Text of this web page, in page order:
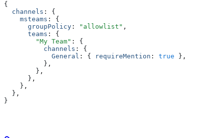
{
  channels
:
{
    msteams
:
{
      groupPolicy
: "allowlist" ,
      teams
:
{
        "My Team"
:
{
          channels
:
{
            General
: { requireMention : true } ,
          }
,
        }
,
      }
,
    }
,
  }
,
}